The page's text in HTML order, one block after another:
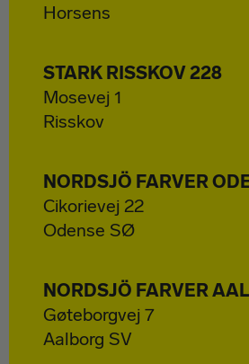
Horsens
STARK RISSKOV 228
Mosevej 1
Risskov
NORDSJÖ FARVER
Cikorievej 22
Odense SØ
NORDSJÖ FARVER
Gøteborgvej 7
Aalborg SV